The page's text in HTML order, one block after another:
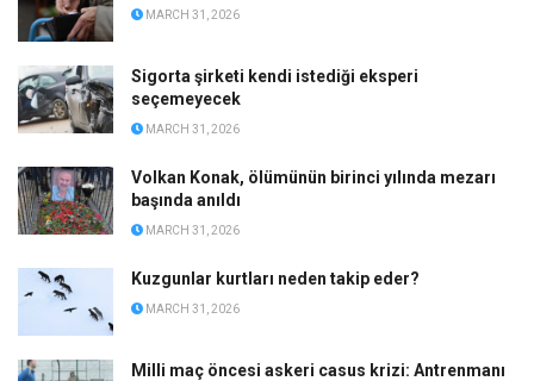
MARCH 31, 2026
Sigorta şirketi kendi istediği eksperi
seçemeyecek
MARCH 31, 2026
Volkan Konak, ölümünün birinci yılında mezarı
başında anıldı
MARCH 31, 2026
Kuzgunlar kurtları neden takip eder?
MARCH 31, 2026
Milli maç öncesi askeri casus krizi: Antrenmanı